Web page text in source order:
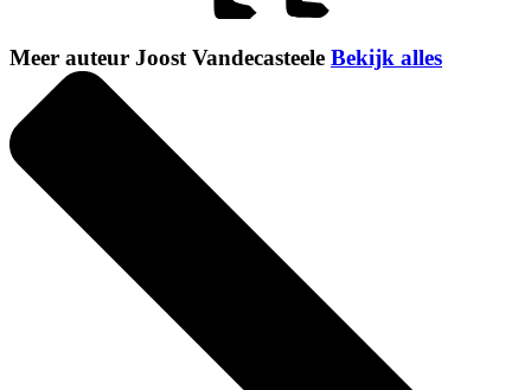
Meer auteur Joost Vandecasteele Bekijk alles